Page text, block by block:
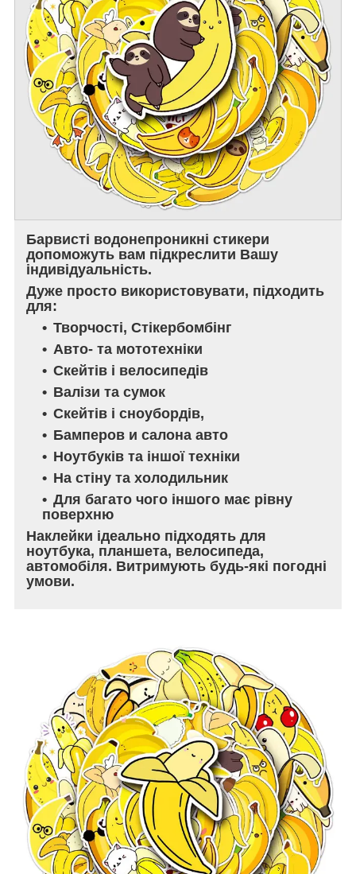
Барвисті водонепроникні стикери
допоможуть вам підкреслити Вашу
індивідуальність.
Дуже просто використовувати, підходить
для:
Творчості, Стікербомбінг
Авто- та мототехніки
Скейтів і велосипедів
Валізи та сумок
Скейтів і сноубордів,
Бамперов и салона авто
Ноутбуків та іншої техніки
На стіну та холодильник
Для багато чого іншого має рівну
поверхню
Наклейки ідеально підходять для
ноутбука, планшета, велосипеда,
автомобіля. Витримують будь-які погодні
умови.